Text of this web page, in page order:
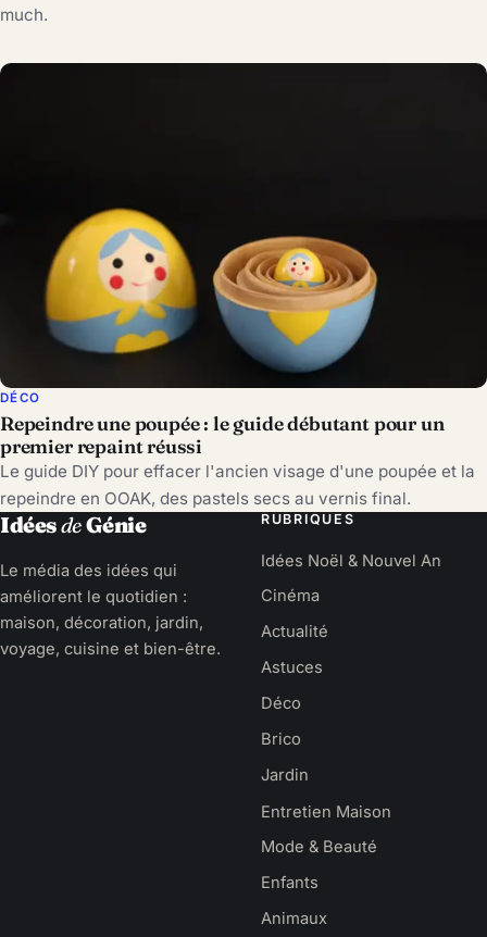
much.
DÉCO
Repeindre une poupée : le guide débutant pour un
premier repaint réussi
Le guide DIY pour effacer l'ancien visage d'une poupée et la
repeindre en OOAK, des pastels secs au vernis final.
IdéesdeGénie
Le média des idées qui
améliorent le quotidien :
maison, décoration, jardin,
voyage, cuisine et bien-être.
RUBRIQUES
Idées Noël & Nouvel An
Cinéma
Actualité
Astuces
Déco
Brico
Jardin
Entretien Maison
Mode & Beauté
Enfants
Animaux